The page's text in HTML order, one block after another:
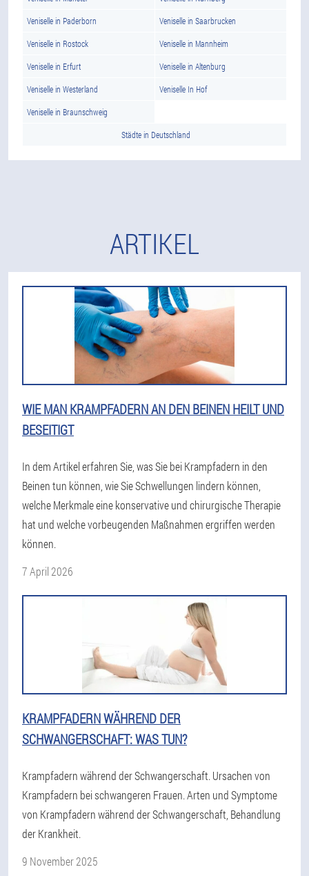
Veniselle in Paderborn Veniselle in Saarbrucken
Veniselle in Rostock Veniselle in Mannheim
Veniselle in Erfurt Veniselle in Altenburg
Veniselle in Westerland Veniselle In Hof
Veniselle in Braunschweig
Städte in Deutschland
ARTIKEL
WIE MAN KRAMPFADERN AN DEN BEINEN HEILT UND
BESEITIGT
In dem Artikel erfahren Sie, was Sie bei Krampfadern in den
Beinen tun können, wie Sie Schwellungen lindern können,
welche Merkmale eine konservative und chirurgische Therapie
hat und welche vorbeugenden Maßnahmen ergriffen werden
können.
7 April 2026
KRAMPFADERN WÄHREND DER
SCHWANGERSCHAFT: WAS TUN?
Krampfadern während der Schwangerschaft. Ursachen von
Krampfadern bei schwangeren Frauen. Arten und Symptome
von Krampfadern während der Schwangerschaft, Behandlung
der Krankheit.
9 November 2025